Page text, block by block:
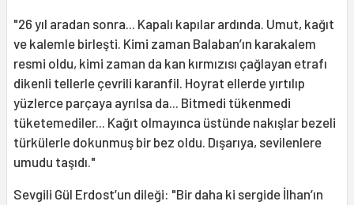
"26 yıl aradan sonra... Kapalı kapılar ardında. Umut, kağıt
ve kalemle birleşti. Kimi zaman Balaban’ın karakalem
resmi oldu, kimi zaman da kan kırmızısı çağlayan etrafı
dikenli tellerle çevrili karanfil. Hoyrat ellerde yırtılıp
yüzlerce parçaya ayrılsa da... Bitmedi tükenmedi
tüketemediler... Kağıt olmayınca üstünde nakışlar bezeli
türkülerle dokunmuş bir bez oldu. Dışarıya, sevilenlere
umudu taşıdı."
Sevgili Gül Erdost’un dileği: "Bir daha ki sergide İlhan’ın